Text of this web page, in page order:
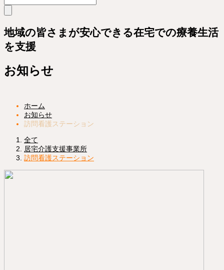
地域の皆さまが安心できる在宅での療養生活
を支援
お知らせ
ホーム
お知らせ
訪問看護ステーション
全て
居宅介護支援事業所
訪問看護ステーション